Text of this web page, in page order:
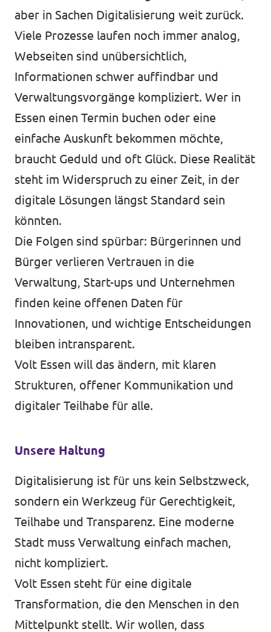
Volt Deutschland Merchandise Shop
Unsere Events
Mache bei uns mit!
Deine Spende für Volt!
Jobs bei Volt
Volt in deiner Nähe
Transparenz
Impressum
aber in Sachen Digitalisierung weit zurück.
Viele Prozesse laufen noch immer analog,
Webseiten sind unübersichtlich,
Informationen schwer auffindbar und
Verwaltungsvorgänge kompliziert. Wer in
Essen einen Termin buchen oder eine
einfache Auskunft bekommen möchte,
braucht Geduld und oft Glück. Diese Realität
steht im Widerspruch zu einer Zeit, in der
digitale Lösungen längst Standard sein
könnten.
Die Folgen sind spürbar: Bürgerinnen und
Bürger verlieren Vertrauen in die
Verwaltung, Start-ups und Unternehmen
finden keine offenen Daten für
Innovationen, und wichtige Entscheidungen
bleiben intransparent.
Volt Essen will das ändern, mit klaren
Strukturen, offener Kommunikation und
digitaler Teilhabe für alle.
Unsere Haltung
Digitalisierung ist für uns kein Selbstzweck,
sondern ein Werkzeug für Gerechtigkeit,
Teilhabe und Transparenz. Eine moderne
Stadt muss Verwaltung einfach machen,
nicht kompliziert.
Volt Essen steht für eine digitale
Transformation, die den Menschen in den
Mittelpunkt stellt. Wir wollen, dass